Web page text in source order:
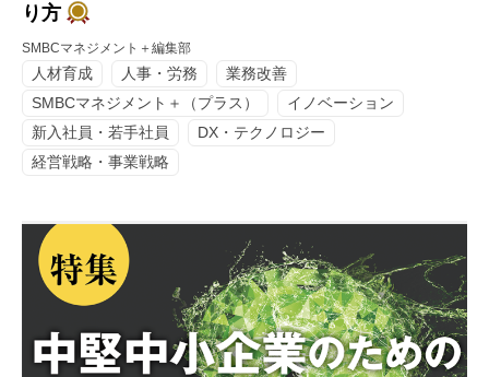
り方
SMBCマネジメント＋編集部
人材育成 人事・労務
業務改善
SMBCマネジメント＋（プラス）
イノベーション
新入社員・若手社員
DX・テクノロジー
経営戦略・事業戦略